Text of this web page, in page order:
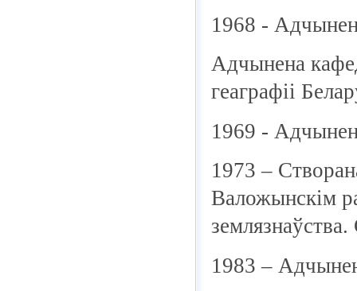
1968 -
Адчынена
геаграфіі
1969 -
1973 –
Валожынскім
1983 –